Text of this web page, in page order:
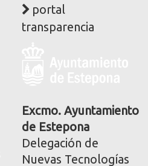
portal
transparencia
corporativa
Excmo. Ayuntamiento
de Estepona
Delegación de
Nuevas Tecnologías